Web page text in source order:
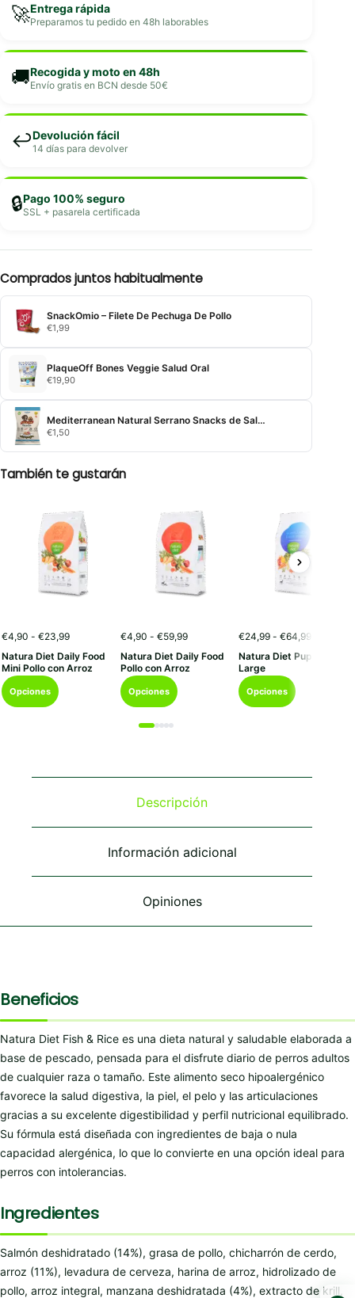
🚀Entrega rápida
Preparamos tu pedido en 48h laborables
🚚Recogida y moto en 48h
Envío gratis en BCN desde 50€
↩️Devolución fácil
14 días para devolver
🔒Pago 100% seguro
SSL + pasarela certificada
Comprados juntos habitualmente
SnackOmio – Filete De Pechuga De Pollo
€1,99
PlaqueOff Bones Veggie Salud Oral
€19,90
Mediterranean Natural Serrano Snacks de Salmón y Atún
€1,50
También te gustarán
€4,90 - €23,99Rango
precios:
desde
Natura Diet Daily Food
Mini Pollo con Arroz
Opciones
Este
producto
opciones
elegir
página
€4,90 - €59,99Rango
precios:
desde
Natura Diet Daily Food
Pollo con Arroz
Opciones
Este
producto
múltiples
opciones
pueden
elegir
la
página
producto
€24,99 - €64,99
Natura Diet Puppy Junior
Large
Opciones
Este
producto
opciones
elegir
página
Descripción
Información adicional
Opiniones
Beneficios
Natura Diet Fish & Rice es una dieta natural y saludable elaborada a
base de pescado, pensada para el disfrute diario de perros adultos
de cualquier raza o tamaño. Este alimento seco hipoalergénico
favorece la salud digestiva, la piel, el pelo y las articulaciones
gracias a su excelente digestibilidad y perfil nutricional equilibrado.
Su fórmula está diseñada con ingredientes de baja o nula
capacidad alergénica, lo que lo convierte en una opción ideal para
perros con intolerancias.
Ingredientes
Salmón deshidratado (14%), grasa de pollo, chicharrón de cerdo,
arroz (11%), levadura de cerveza, harina de arroz, hidrolizado de
pollo, arroz integral, manzana deshidratada (4%), extracto de krill,